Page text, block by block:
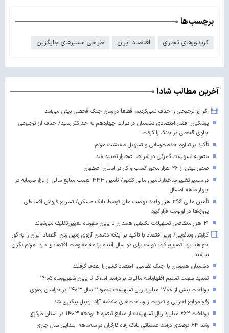
برچسب‌ها
کریدورهای تجاری اقتصاد ایران طراحی مسیرهای جایگزین
آخرین مطالب شادا
اگر ارز ترجیحی را حذف نمی‌کردیم، قطعاً در زمان جنگ قحطی پیش می‌آمد
پزشکیان: فشار اقتصادی دشمنان در دولت چهاردهم به حداکثر رسید/ حذف ارز ترجیحی
جلوی قحطی در جنگ را گرفت
تأکید بر تداوم خدمت‌رسانی و تسهیل معیشت مردم
مصوبه تسهیلات گمرکی در شرایط اضطرار تمدید شد
صدور بیش از ۲۶ هزار مجوز کسب‌ و کار در استان اصفهان
در مسیر تغییر ساختار تأمین مالی کشور/ تأمین ۴۴۳ همت منابع مالی از بازار سرمایه در
چهار ماهه امسال
تأمین مالی ۳۹۶ هزار واحد نهضت ملی توسط بانک مسکن/ تسریع فروش اقساطی
پروژه‌ها در اولویت قرار گیرد
۲۱ هزار متقاضی تسهیلات تکلیفی همدان تا پایان مهرماه تعیین‌تکلیف می‌شوند
گزارش ویدئویی/ وزیر اقتصاد با تاکید بر اینکه دشمن آرزوی زمین زدن اقتصاد ایران را به گور
خواهد برد، تصریح کرد: دولت برای دو سال آینده برنامه مقاومت اقتصادی دارد، مردم نگران
نباشند
دشمنان همزمان با جنگ نظامی، اقتصاد کشور را هدف گرفتند
تمدید مهلت تسلیم اظهارنامه مالیات بر درآمد املاک تا پایان شهریورماه ۱۴۰۵
پرداخت بیش از ۱۷۰۰ میلیارد ریال تسهیلات تبصره ۲ سال ۱۴۰۳ در خراسان رضوی
رفع موانع اجرایی و تقویت زیرساخت‌های منطقه آزاد اردبیل پیگیری شد
پرداخت ۶۶۲ میلیارد ریال تسهیلات از منابع تبصره ۲ بودجه ۱۴۰۳ در استان مرکزی
رشد ۶۴ درصدی درآمد عملیاتی بانک رفاه کارگران در سه‌ماهه ابتدایی سال جاری